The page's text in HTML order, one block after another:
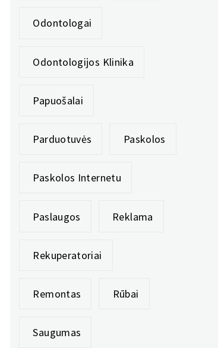
Odontologai
Odontologijos Klinika
Papuošalai
Parduotuvės Paskolos
Paskolos Internetu
Paslaugos Reklama
Rekuperatoriai
Remontas Rūbai
Saugumas